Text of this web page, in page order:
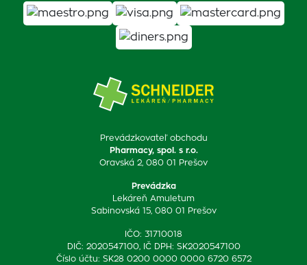
Prevádzkovateľ obchodu
Pharmacy, spol. s r.o.
Oravská 2, 080 01 Prešov
Prevádzka
Lekáreň Amuletum
Sabinovská 15, 080 01 Prešov
IČO: 31710018
DIČ: 2020547100, IČ DPH: SK2020547100
Číslo účtu: SK28 0200 0000 0000 6720 6572